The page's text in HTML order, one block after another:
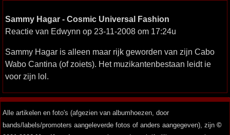
Sammy Hagar - Cosmic Universal Fashion
Reactie van Edwynn op 23-11-2008 om 17:24u
Sammy Hagar is alleen maar rijk geworden van zijn Cabo
Wabo Cantina (of zoiets). Het muzikantenbestaan leidt ie
voor zijn lol.
Alle artikelen en foto's (afgezien van albumhoezen, door
bands/labels/promoters aangeleverde fotos of anders aangegeven), zijn ©